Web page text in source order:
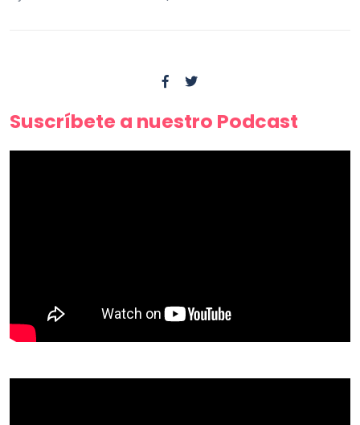
Suscríbete a nuestro Podcast